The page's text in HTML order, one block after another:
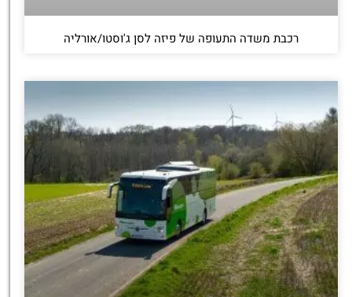
רכבת משדה התעופה של פיזה לסן ג'וסטו/אורליה